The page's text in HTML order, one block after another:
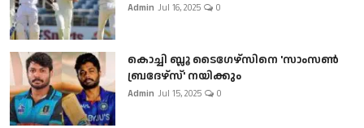
Admin Jul 16, 2025 0
കൊച്ചി ബ്ലൂ ടൈഗേഴ്സിനെ 'സാംസൺ
ബ്രദേഴ്സ്' നയിക്കും
Admin Jul 15, 2025 0